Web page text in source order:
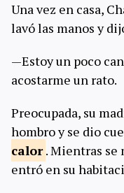
Una vez en casa,
lavó las manos y
—Estoy un poco
acostarme un rato.
Preocupada, su
hombro y se dio
calor . Mientras se
entró en su